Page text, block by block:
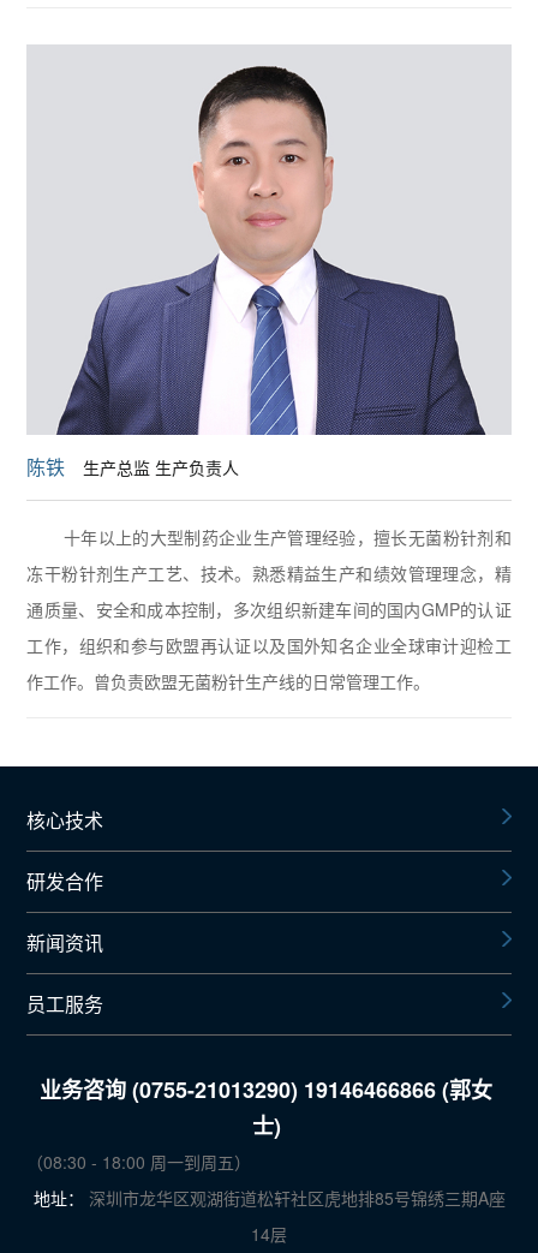
陈铁 生产总监 生产负责人
十年以上的大型制药企业生产管理经验，擅长无菌粉针剂和
冻干粉针剂生产工艺、技术。熟悉精益生产和绩效管理理念，精
通质量、安全和成本控制，多次组织新建车间的国内GMP的认证
工作，组织和参与欧盟再认证以及国外知名企业全球审计迎检工
作工作。曾负责欧盟无菌粉针生产线的日常管理工作。
核心技术
研发合作
新闻资讯
员工服务
业务咨询 (0755-21013290) 19146466866 (郭女
士)
（08:30 - 18:00 周一到周五）
地址：
深圳市龙华区观湖街道松轩社区虎地排85号锦绣三期A座
14层